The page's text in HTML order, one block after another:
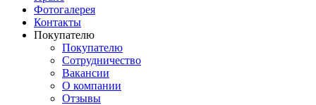
Фотогалерея
Контакты
Покупателю
Покупателю
Сотрудничество
Вакансии
О компании
Отзывы